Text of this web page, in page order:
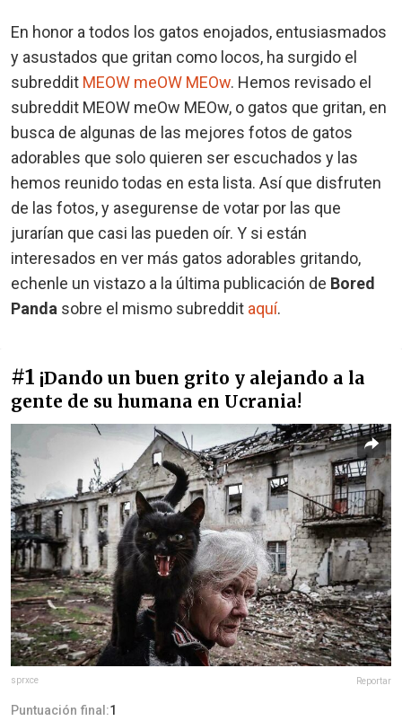
En honor a todos los gatos enojados, entusiasmados
y asustados que gritan como locos, ha surgido el
subreddit MEOW meOW MEOw. Hemos revisado el
subreddit MEOW meOw MEOw, o gatos que gritan, en
busca de algunas de las mejores fotos de gatos
adorables que solo quieren ser escuchados y las
hemos reunido todas en esta lista. Así que disfruten
de las fotos, y asegurense de votar por las que
jurarían que casi las pueden oír. Y si están
interesados en ver más gatos adorables gritando,
echenle un vistazo a la última publicación de Bored
Panda sobre el mismo subreddit aquí.
#1 ¡Dando un buen grito y alejando a la
gente de su humana en Ucrania!
sprxce Reportar
Puntuación final:1